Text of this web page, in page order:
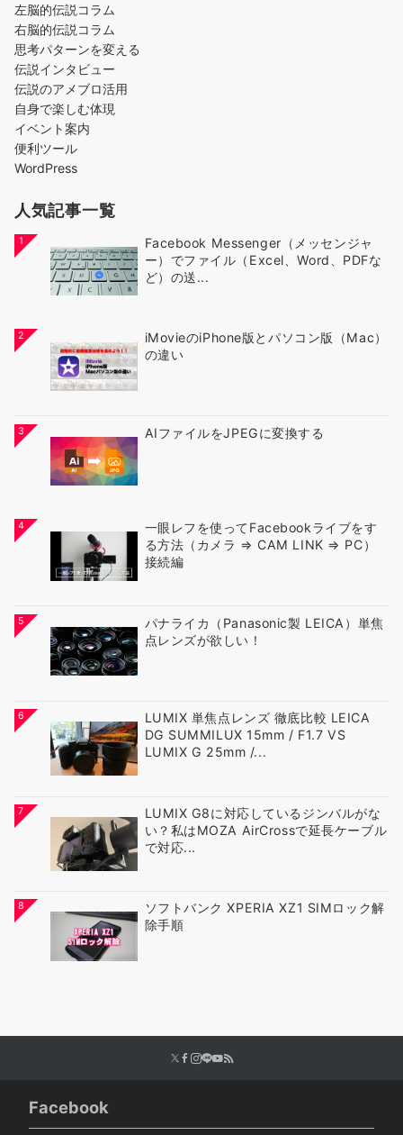
左脳的伝説コラム
右脳的伝説コラム
思考パターンを変える
伝説インタビュー
伝説のアメブロ活用
自身で楽しむ体現
イベント案内
便利ツール
WordPress
人気記事一覧
1
Facebook Messenger（メッセンジャ
ー）でファイル（Excel、Word、PDFな
ど）の送...
2
iMovieのiPhone版とパソコン版（Mac）
の違い
3 AIファイルをJPEGに変換する
4
一眼レフを使ってFacebookライブをす
る方法（カメラ ⇒ CAM LINK ⇒ PC）
接続編
5
パナライカ（Panasonic製 LEICA）単焦
点レンズが欲しい！
6
LUMIX 単焦点レンズ 徹底比較 LEICA
DG SUMMILUX 15mm / F1.7 VS
LUMIX G 25mm /...
7
LUMIX G8に対応しているジンバルがな
い？私はMOZA AirCrossで延長ケーブル
で対応...
8
ソフトバンク XPERIA XZ1 SIMロック解
除手順
Facebook